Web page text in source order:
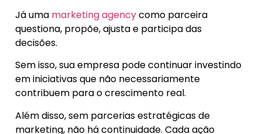
Já uma marketing agencycomo parceira
questiona, propõe, ajusta e participa das
decisões.
Sem isso, sua empresa pode continuar investindo
em iniciativas que não necessariamente
contribuem para o crescimento real.
Além disso, sem parcerias estratégicas de
marketing, não há continuidade. Cada ação